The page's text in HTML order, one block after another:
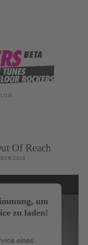
Of Reach
2018
um
zu laden!
eines